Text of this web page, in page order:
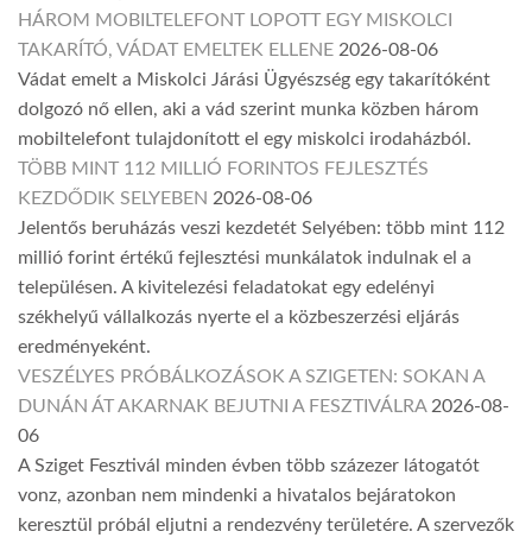
HÁROM MOBILTELEFONT LOPOTT EGY MISKOLCI
TAKARÍTÓ, VÁDAT EMELTEK ELLENE 2026-08-06
Vádat emelt a Miskolci Járási Ügyészség egy takarítóként
dolgozó nő ellen, aki a vád szerint munka közben három
mobiltelefont tulajdonított el egy miskolci irodaházból.
TÖBB MINT 112 MILLIÓ FORINTOS FEJLESZTÉS
KEZDŐDIK SELYEBEN 2026-08-06
Jelentős beruházás veszi kezdetét Selyében: több mint 112
millió forint értékű fejlesztési munkálatok indulnak el a
településen. A kivitelezési feladatokat egy edelényi
székhelyű vállalkozás nyerte el a közbeszerzési eljárás
eredményeként.
VESZÉLYES PRÓBÁLKOZÁSOK A SZIGETEN: SOKAN A
DUNÁN ÁT AKARNAK BEJUTNI A FESZTIVÁLRA 2026-08-
06
A Sziget Fesztivál minden évben több százezer látogatót
vonz, azonban nem mindenki a hivatalos bejáratokon
keresztül próbál eljutni a rendezvény területére. A szervezők